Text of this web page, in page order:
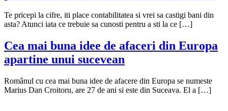
Te pricepi la cifre, iti place contabilitatea si vrei sa castigi bani din
asta? Atunci iata ce trebuie sa cunosti pentru a sti la ce […]
Cea mai buna idee de afaceri din Europa
apartine unui sucevean
Românul cu cea mai buna idee de afacere din Europa se numeste
Marius Dan Croitoru, are 27 de ani si este din Suceava. El a […]